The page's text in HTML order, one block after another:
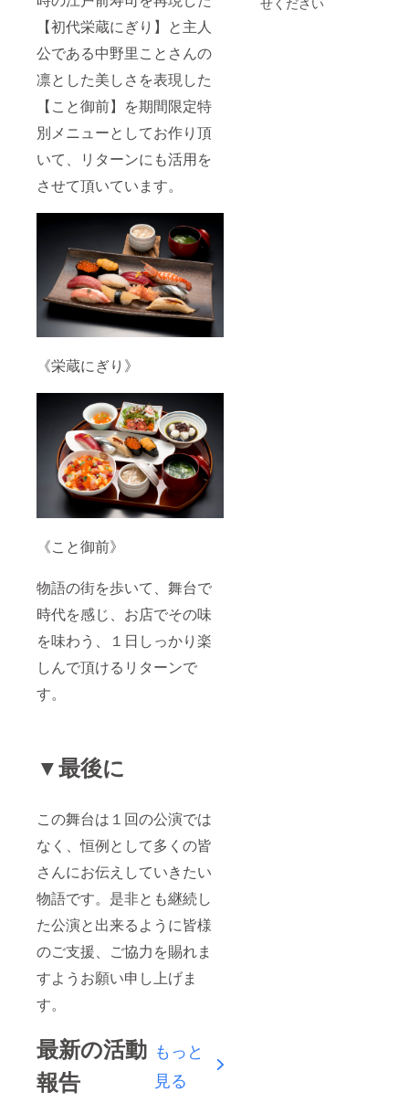
【初代栄蔵にぎり】と主人
公である中野里ことさんの
凛とした美しさを表現した
【こと御前】を期間限定特
別メニューとしてお作り頂
いて、リターンにも活用を
させて頂いています。
《栄蔵にぎり》
《こと御前》
物語の街を歩いて、舞台で
時代を感じ、お店でその味
を味わう、１日しっかり楽
しんで頂けるリターンで
す。
▼最後に
この舞台は１回の公演では
なく、恒例として多くの皆
さんにお伝えしていきたい
物語です。是非とも継続し
た公演と出来るように皆様
のご支援、ご協力を賜れま
すようお願い申し上げま
す。
最新の活動
報告
もっと
見る
は３名